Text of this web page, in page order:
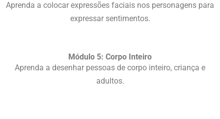
Aprenda a colocar expressões faciais nos personagens para
expressar sentimentos.
Módulo 5: Corpo Inteiro
Aprenda a desenhar pessoas de corpo inteiro, criança e
adultos.